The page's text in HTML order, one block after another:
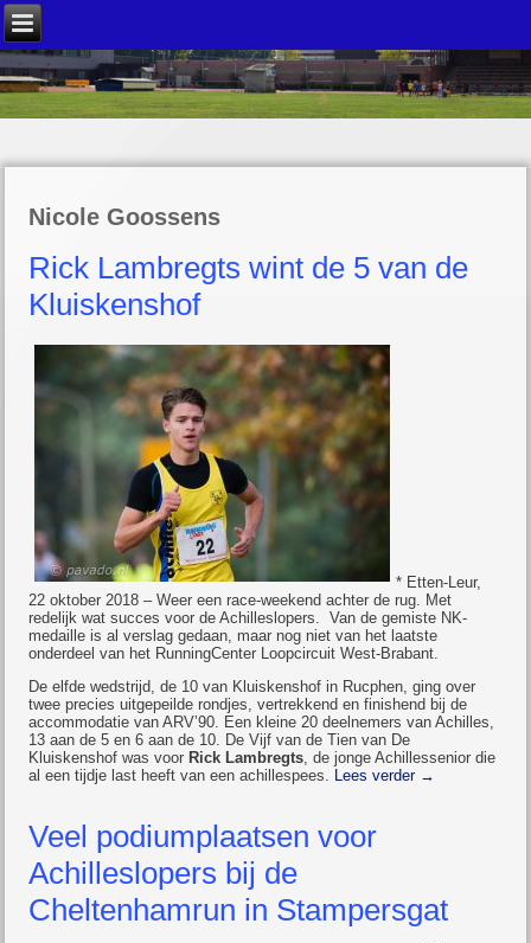
Nicole Goossens
Rick Lambregts wint de 5 van de
Kluiskenshof
* Etten-Leur,
22 oktober 2018 – Weer een race-weekend achter de rug. Met
redelijk wat succes voor de Achilleslopers. Van de gemiste NK-
medaille is al verslag gedaan, maar nog niet van het laatste
onderdeel van het RunningCenter Loopcircuit West-Brabant.
De elfde wedstrijd, de 10 van Kluiskenshof in Rucphen, ging over
twee precies uitgepeilde rondjes, vertrekkend en finishend bij de
accommodatie van ARV’90. Een kleine 20 deelnemers van Achilles,
13 aan de 5 en 6 aan de 10. De Vijf van de Tien van De
Kluiskenshof was voor Rick Lambregts, de jonge Achillessenior die
al een tijdje last heeft van een achillespees. Lees verder →
Veel podiumplaatsen voor
Achilleslopers bij de
Cheltenhamrun in Stampersgat